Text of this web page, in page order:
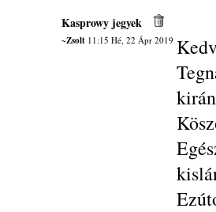
Kasprowy jegyek
~Zsolt11:15 Hé, 22 Ápr 2019